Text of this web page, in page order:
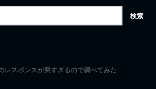
レスポンスが悪すぎるので調べてみた